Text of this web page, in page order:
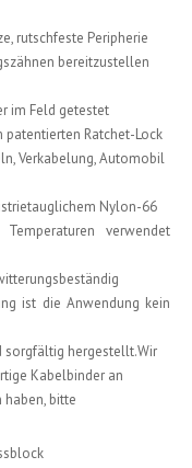
rutschfeste Peripherie
bereitzustellen
im Feld getestet
patentierten Ratchet-Lock
Verkabelung, Automobil
Nylon-66
verwendet
ist die Anwendung kein
sorgfältig hergestellt.Wir
Kabelbinder an
haben, bitte